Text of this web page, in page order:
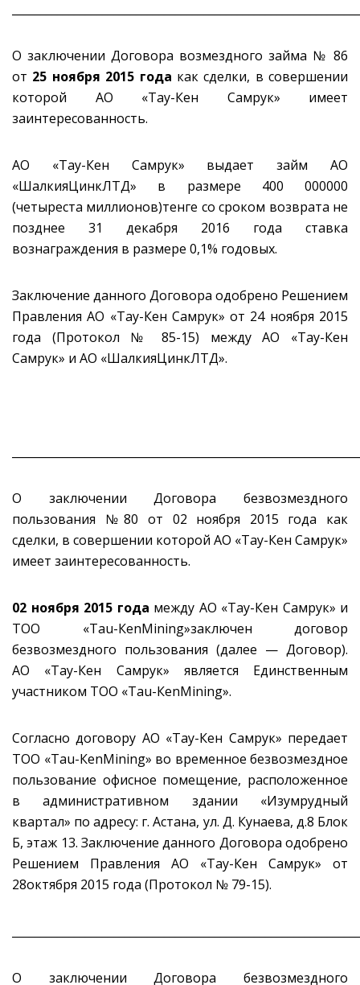
О заключении Договора возмездного займа № 86
от 25 ноября 2015 года как сделки, в совершении
которой АО «Тау-Кен Самрук» имеет
заинтересованность.
АО «Тау-Кен Самрук» выдает займ АО
«ШалкияЦинкЛТД» в размере 400 000000
(четыреста миллионов)тенге со сроком возврата не
позднее 31 декабря 2016 года ставка
вознаграждения в размере 0,1% годовых.
Заключение данного Договора одобрено Решением
Правления АО «Тау-Кен Самрук» от 24 ноября 2015
года (Протокол № 85-15) между АО «Тау-Кен
Самрук» и АО «ШалкияЦинкЛТД».
О заключении Договора безвозмездного
пользования №80 от 02 ноября 2015 года как
сделки, в совершении которой АО «Тау-Кен Самрук»
имеет заинтересованность.
02 ноября 2015 года между АО «Тау-Кен Самрук» и
ТОО «Таu-КеnMining»заключен договор
безвозмездного пользования (далее — Договор).
АО «Тау-Кен Самрук» является Единственным
участником ТОО «Таu-КеnMining».
Согласно договору АО «Тау-Кен Самрук» передает
ТОО «Таu-КеnMining» во временное безвозмездное
пользование офисное помещение, расположенное
в административном здании «Изумрудный
квартал» по адресу: г. Астана, ул. Д. Кунаева, д.8 Блок
Б, этаж 13. Заключение данного Договора одобрено
Решением Правления АО «Тау-Кен Самрук» от
28октября 2015 года (Протокол № 79-15).
О заключении Договора безвозмездного